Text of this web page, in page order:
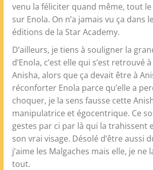
venu la féliciter quand même, tout
sur Enola. On n’a jamais vu ça dans
éditions de la Star Academy.
D’ailleurs, je tiens à souligner la
d’Enola, c’est elle qui s’est retrouvé
Anisha, alors que ça devait être à
réconforter Enola parce qu’elle a
choquer, je la sens fausse cette
manipulatrice et égocentrique. Ce
gestes par ci par là qui la trahissent
son vrai visage. Désolé d’être aussi
j’aime les Malgaches mais elle, je ne
tout.